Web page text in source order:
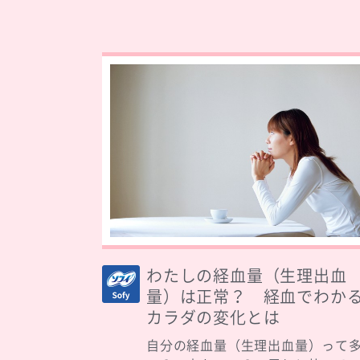
わたしの経血量（生理出血
量）は正常？ 経血でわか
カラダの変化とは
自分の経血量（生理出血量）って